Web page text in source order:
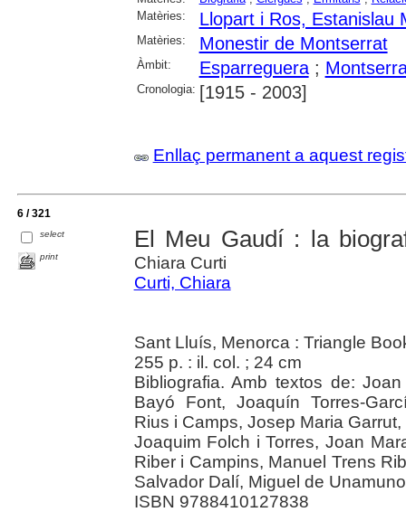
Matèries:
Llopart i Ros, Estanislau
Matèries: Monestir de Montserrat
Àmbit: Esparreguera;
Cronologia: [1915 - 2003]
Enllaç permanent a aquest
6 / 321
select
print
El Meu Gaudí : la
Chiara Curti
Curti, Chiara
Sant Lluís, Menorca : Triangle
255 p. : il. col. ; 24 cm
Bibliografia. Amb textos de:
Bayó Font, Joaquín Torres-
Rius i Camps, Josep Maria
Joaquim Folch i Torres, Joan
Riber i Campins, Manuel Trens
Salvador Dalí, Miguel de
ISBN 9788410127838